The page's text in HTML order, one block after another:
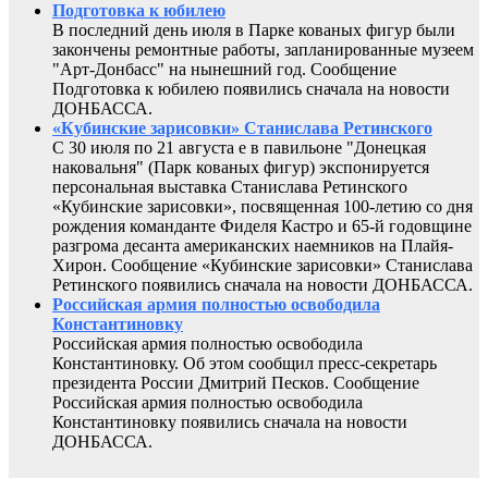
Подготовка к юбилею
В последний день июля в Парке кованых фигур были
закончены ремонтные работы, запланированные музеем
"Арт-Донбасс" на нынешний год. Сообщение
Подготовка к юбилею появились сначала на новости
ДОНБАССА.
«Кубинские зарисовки» Станислава Ретинского
С 30 июля по 21 августа е в павильоне "Донецкая
наковальня" (Парк кованых фигур) экспонируется
персональная выставка Станислава Ретинского
«Кубинские зарисовки», посвященная 100-летию со дня
рождения команданте Фиделя Кастро и 65-й годовщине
разгрома десанта американских наемников на Плайя-
Хирон. Сообщение «Кубинские зарисовки» Станислава
Ретинского появились сначала на новости ДОНБАССА.
Российская армия полностью освободила
Константиновку
Российская армия полностью освободила
Константиновку. Об этом сообщил пресс-секретарь
президента России Дмитрий Песков. Сообщение
Российская армия полностью освободила
Константиновку появились сначала на новости
ДОНБАССА.